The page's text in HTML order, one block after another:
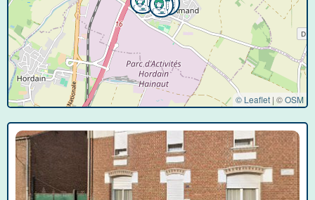
© Leaflet | ©OSM